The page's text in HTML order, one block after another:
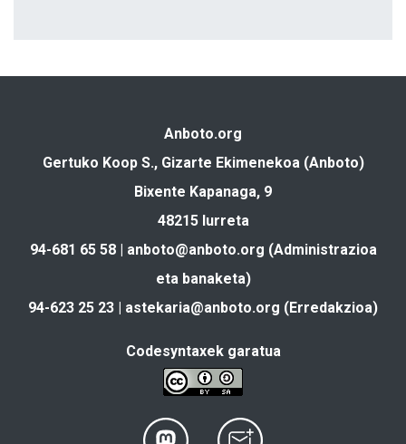
Anboto.org
Gertuko Koop S., Gizarte Ekimenekoa (Anboto)
Bixente Kapanaga, 9
48215 Iurreta
94-681 65 58 | anboto@anboto.org (Administrazioa
eta banaketa)
94-623 25 23 | astekaria@anboto.org (Erredakzioa)
Codesyntaxek garatua